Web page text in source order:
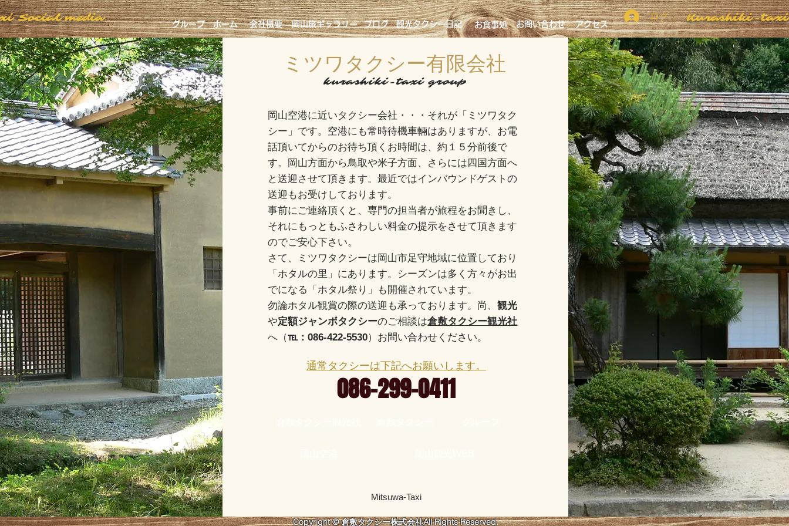
Social media ログイン​Kurashiki-taxi
グループ ホーム 会社概要 岡山旅ギャラリー ブログ 観光タクシー日記 お食事処 お問い合わせ アクセス
ミツワタクシー有限会社​
​kurashiki-taxi group
岡山空港に近いタクシー会社・・・それが「ミツワタク
シー」です。​空港にも常時待機車輛はありますが、お電
話頂いてからのお待ち頂くお時間は、約１５分前後で
す。岡山方面から鳥取や米子方面、さらには四国方面へ
と送迎させて頂きます。最近ではインバウンドゲストの
送迎もお受けしております。
事前にご連絡頂くと、専門の担当者が旅程をお聞きし、
それにもっともふさわしい料金の提示をさせて頂きます
のでご安心下さい。
​さて、ミツワタクシーは岡山市足守地域に位置しており
「ホタルの里」にあります。シーズンは多く方々がお出
でになる「ホタル祭り」も開催されています。
​勿論ホタル観賞の際の送迎も承っております。尚、観光
や定額ジャンボタクシーのご相談は倉敷タクシー観光社
へ（℡：086-422-5530）お問い合わせください。
​通常タクシーは下記へお願いします。
086-299-0411
Mitsuwa-Taxi
Copyright © 倉敷タクシー株式会社All Rights Reserved.